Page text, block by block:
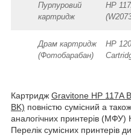
Пурпуровий
картридж
HP
Драм картридж
(Фотобарабан)
HP
Картридж Gravitone HP 117A
BK) повністю сумісний а
аналогічних принтерів (МФУ)
Перелік сумісних принтерів